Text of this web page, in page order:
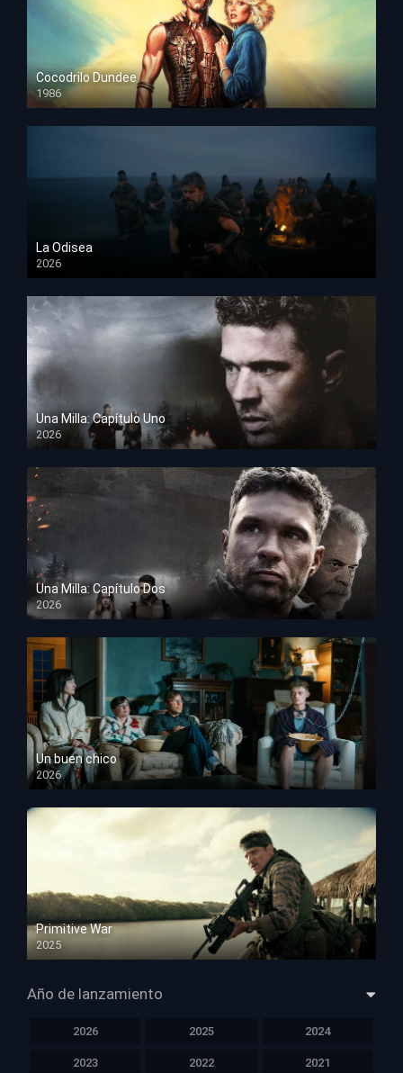
Cocodrilo Dundee
1986
HD 1080p
La Odisea
2026
TS Screener
Una Milla: Capítulo Uno
2026
HD 1080p
Una Milla: Capítulo Dos
2026
HD 1080p
Un buen chico
2026
HD 1080p
Primitive War
2025
HD 1080p
Año de lanzamiento
2026 2025 2024
2023 2022 2021